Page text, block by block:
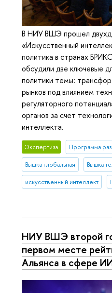
В НИУ ВШЭ прошел
«Искусственный
политика в странах
обсудили две ключевые
политики темы:
рынков под влиянием
регуляторного
органов за счет
интеллекта.
Экспертиза Программа
Вышка глобальная Вышка
искусственный интеллект
НИУ ВШЭ второй
первом месте
Альянса в сфере